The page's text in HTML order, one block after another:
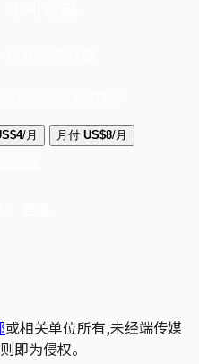
/月 月付 US$8/月
或相关单位所有,未经端传媒
即为侵权。